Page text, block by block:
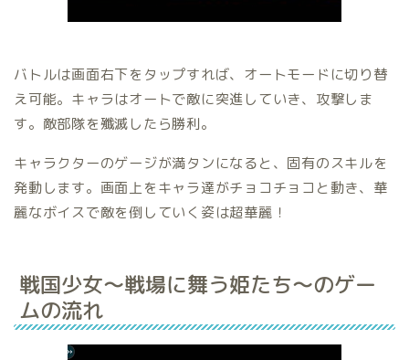
バトルは画面右下をタップすれば、オートモードに切り替
え可能。キャラはオートで敵に突進していき、攻撃しま
す。敵部隊を殲滅したら勝利。
キャラクターのゲージが満タンになると、固有のスキルを
発動します。画面上をキャラ達がチョコチョコと動き、華
麗なボイスで敵を倒していく姿は超華麗！
戦国少女～戦場に舞う姫たち～のゲー
ムの流れ